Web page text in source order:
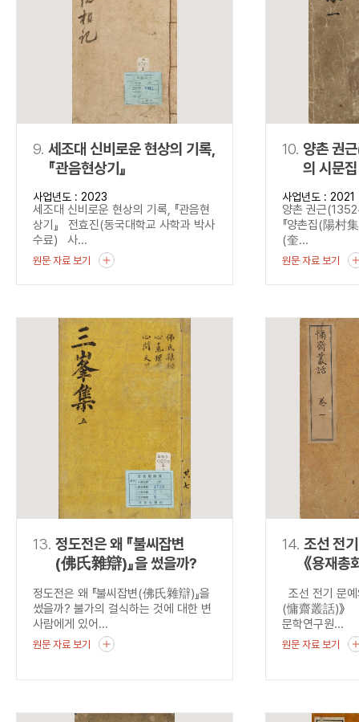
9. 세조대 신비로운 현상의 기록,
『관음현상기』
사업년도 : 2023
세조대 신비로운 현상의 기록, 『관음현
상기』 전효진(동국대학교 사학과 박사
수료) 사...
원문 자료 보기
10. 양촌 권
의 시문집
사업년도 : 2021
양촌 권근
『양촌집(陽村集
(奎...
원문 자료 보기
13. 정도전은 왜 『불씨잡변
(佛氏雜辯)』을 썼을까?
정도전은 왜 『불씨잡변(佛氏雜辯)』을
썼을까? 불가의 걸식하는 것에 대한 변
사람에게 있어...
원문 자료 보기
14. 조선 전
《용재
조선 전기 문
(慵齋叢話)》
문학연구원...
원문 자료 보기